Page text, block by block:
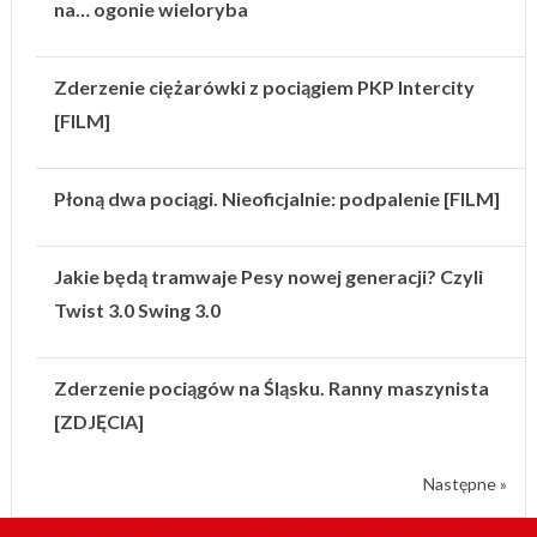
na… ogonie wieloryba
Zderzenie ciężarówki z pociągiem PKP Intercity
[FILM]
Płoną dwa pociągi. Nieoficjalnie: podpalenie [FILM]
Jakie będą tramwaje Pesy nowej generacji? Czyli
Twist 3.0 Swing 3.0
Zderzenie pociągów na Śląsku. Ranny maszynista
[ZDJĘCIA]
Następne »